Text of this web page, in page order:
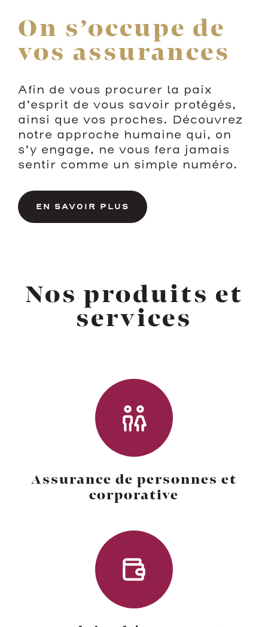
On s’occupe de
vos assurances
Afin de vous procurer la paix
d’esprit de vous savoir protégés,
ainsi que vos proches. Découvrez
notre approche humaine qui, on
s’y engage, ne vous fera jamais
sentir comme un simple numéro.
EN SAVOIR PLUS
Nos produits et
services
Assurance de personnes et
corporative